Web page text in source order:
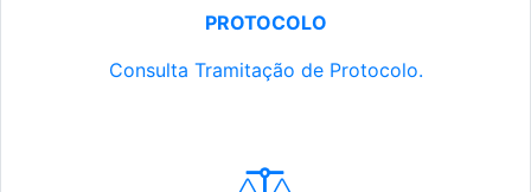
PROTOCOLO
Consulta Tramitação de Protocolo.